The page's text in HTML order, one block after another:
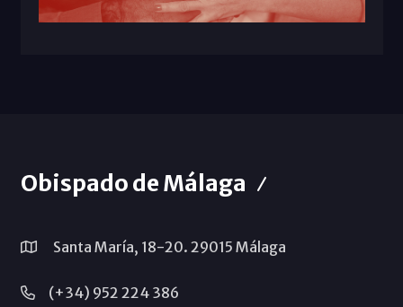
Obispado de Málaga
Santa María, 18-20. 29015 Málaga
(+34) 952 224 386